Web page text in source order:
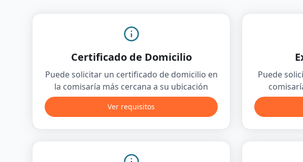
Certificado de Domicilio
Puede solicitar un certificado de domicilio en
la comisaría más cercana a su ubicación
Ver requisitos
Puede